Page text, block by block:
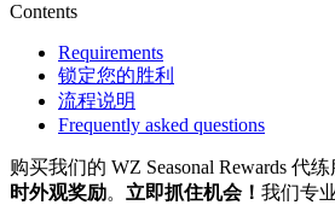
Contents
Requirements
锁定您的胜利
流程说明
Frequently asked questions
购买我们的 WZ Seasonal Rewards 代
时外观奖励。 立即抓住机会！ 我们专